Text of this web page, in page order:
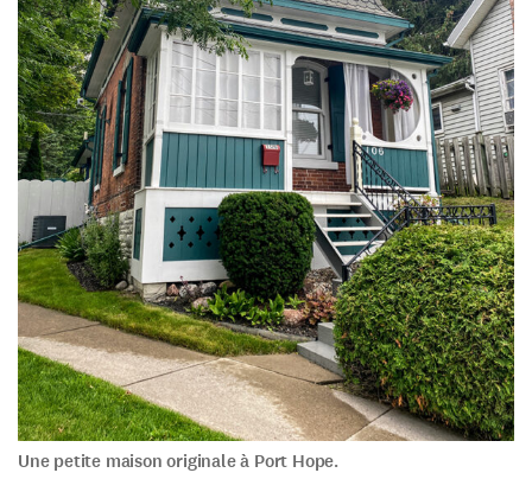
Une petite maison originale à Port Hope.